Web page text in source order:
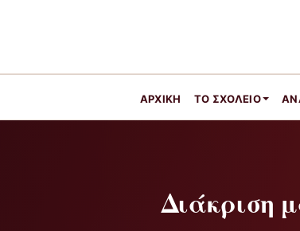
ΑΡΧΙΚΉ ΤΟ ΣΧΟΛΕΊΟ
Διάκριση